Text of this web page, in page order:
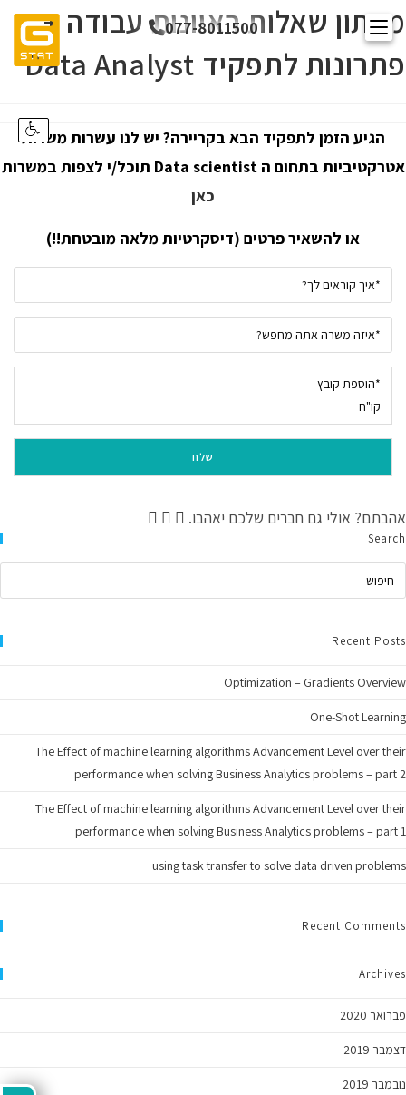
to
content
077-8011500
מרתון שאלות ראיונות עבודה +
פתרונות לתפקיד Data Analyst
הגיע הזמן לתפקיד הבא בקריירה? יש לנו עשרות משרות
אטרקטיביות בתחום ה Data scientist תוכל/י לצפות במשרות
כאן
או להשאיר פרטים (דיסקרטיות מלאה מובטחת!!)
*הוספת קובץ
קו"ח
שלח
אהבתם? אולי גם חברים שלכם יאהבו.
Search
Recent Posts
Optimization – Gradients Overview
One-Shot Learning
The Effect of machine learning algorithms Advancement Level over their
performance when solving Business Analytics problems – part 2
The Effect of machine learning algorithms Advancement Level over their
performance when solving Business Analytics problems – part 1
using task transfer to solve data driven problems
Recent Comments
Archives
פברואר 2020
דצמבר 2019
נובמבר 2019